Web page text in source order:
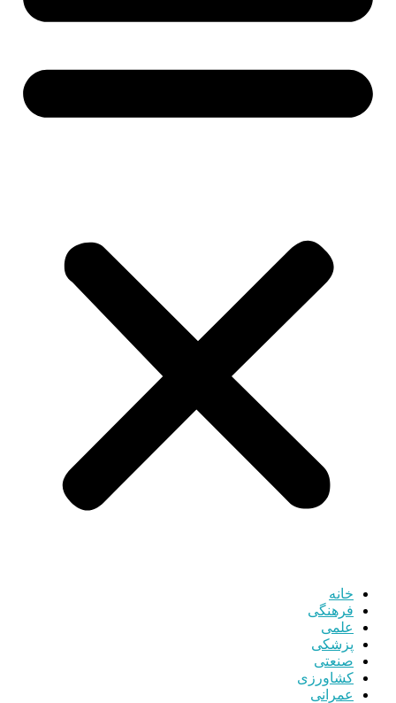
خانه
فرهنگی
علمی
پزشکی
صنعتی
کشاورزی
عمرانی